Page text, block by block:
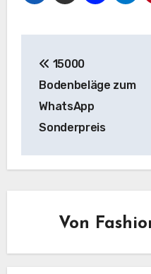
15000
Bodenbeläge zum
WhatsApp
Sonderpreis
Von